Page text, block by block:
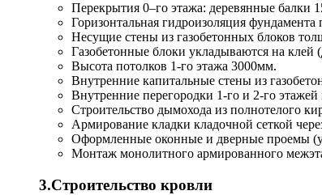
Перекрытия 0–го этажа: деревянные балки
Горизонтальная гидроизоляция
Несущие стены из газобетонных блоков
Газобетонные блоки укладываются на клей
Высота потолков 1-го этажа 3000мм.
Внутренние капитальные стены из
Внутренние перегородки 1-го и 2-го
Строительство дымохода из полнотелого
Армирование кладки кладочной сеткой
Оформленные оконные и дверные проемы
Монтаж монолитного армированного
3.Строительство кровли